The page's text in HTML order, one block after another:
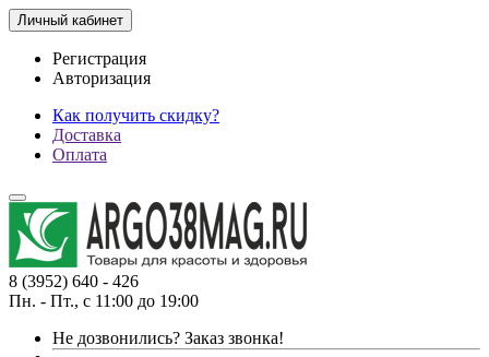
Личный кабинет
Регистрация
Авторизация
Как получить скидку?
Доставка
Оплата
8 (3952) 640 - 426
Пн. - Пт., с 11:00 до 19:00
Не дозвонились? Заказ звонка!